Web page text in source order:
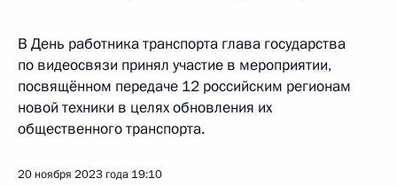
В День работника транспорта глава государства
по видеосвязи принял участие в мероприятии,
посвящённом передаче 12 российским регионам
новой техники в целях обновления их
общественного транспорта.
20 ноября 2023 года 19:10